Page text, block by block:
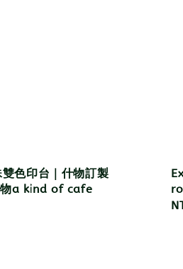
色印台｜什物訂製
物a kind of cafe